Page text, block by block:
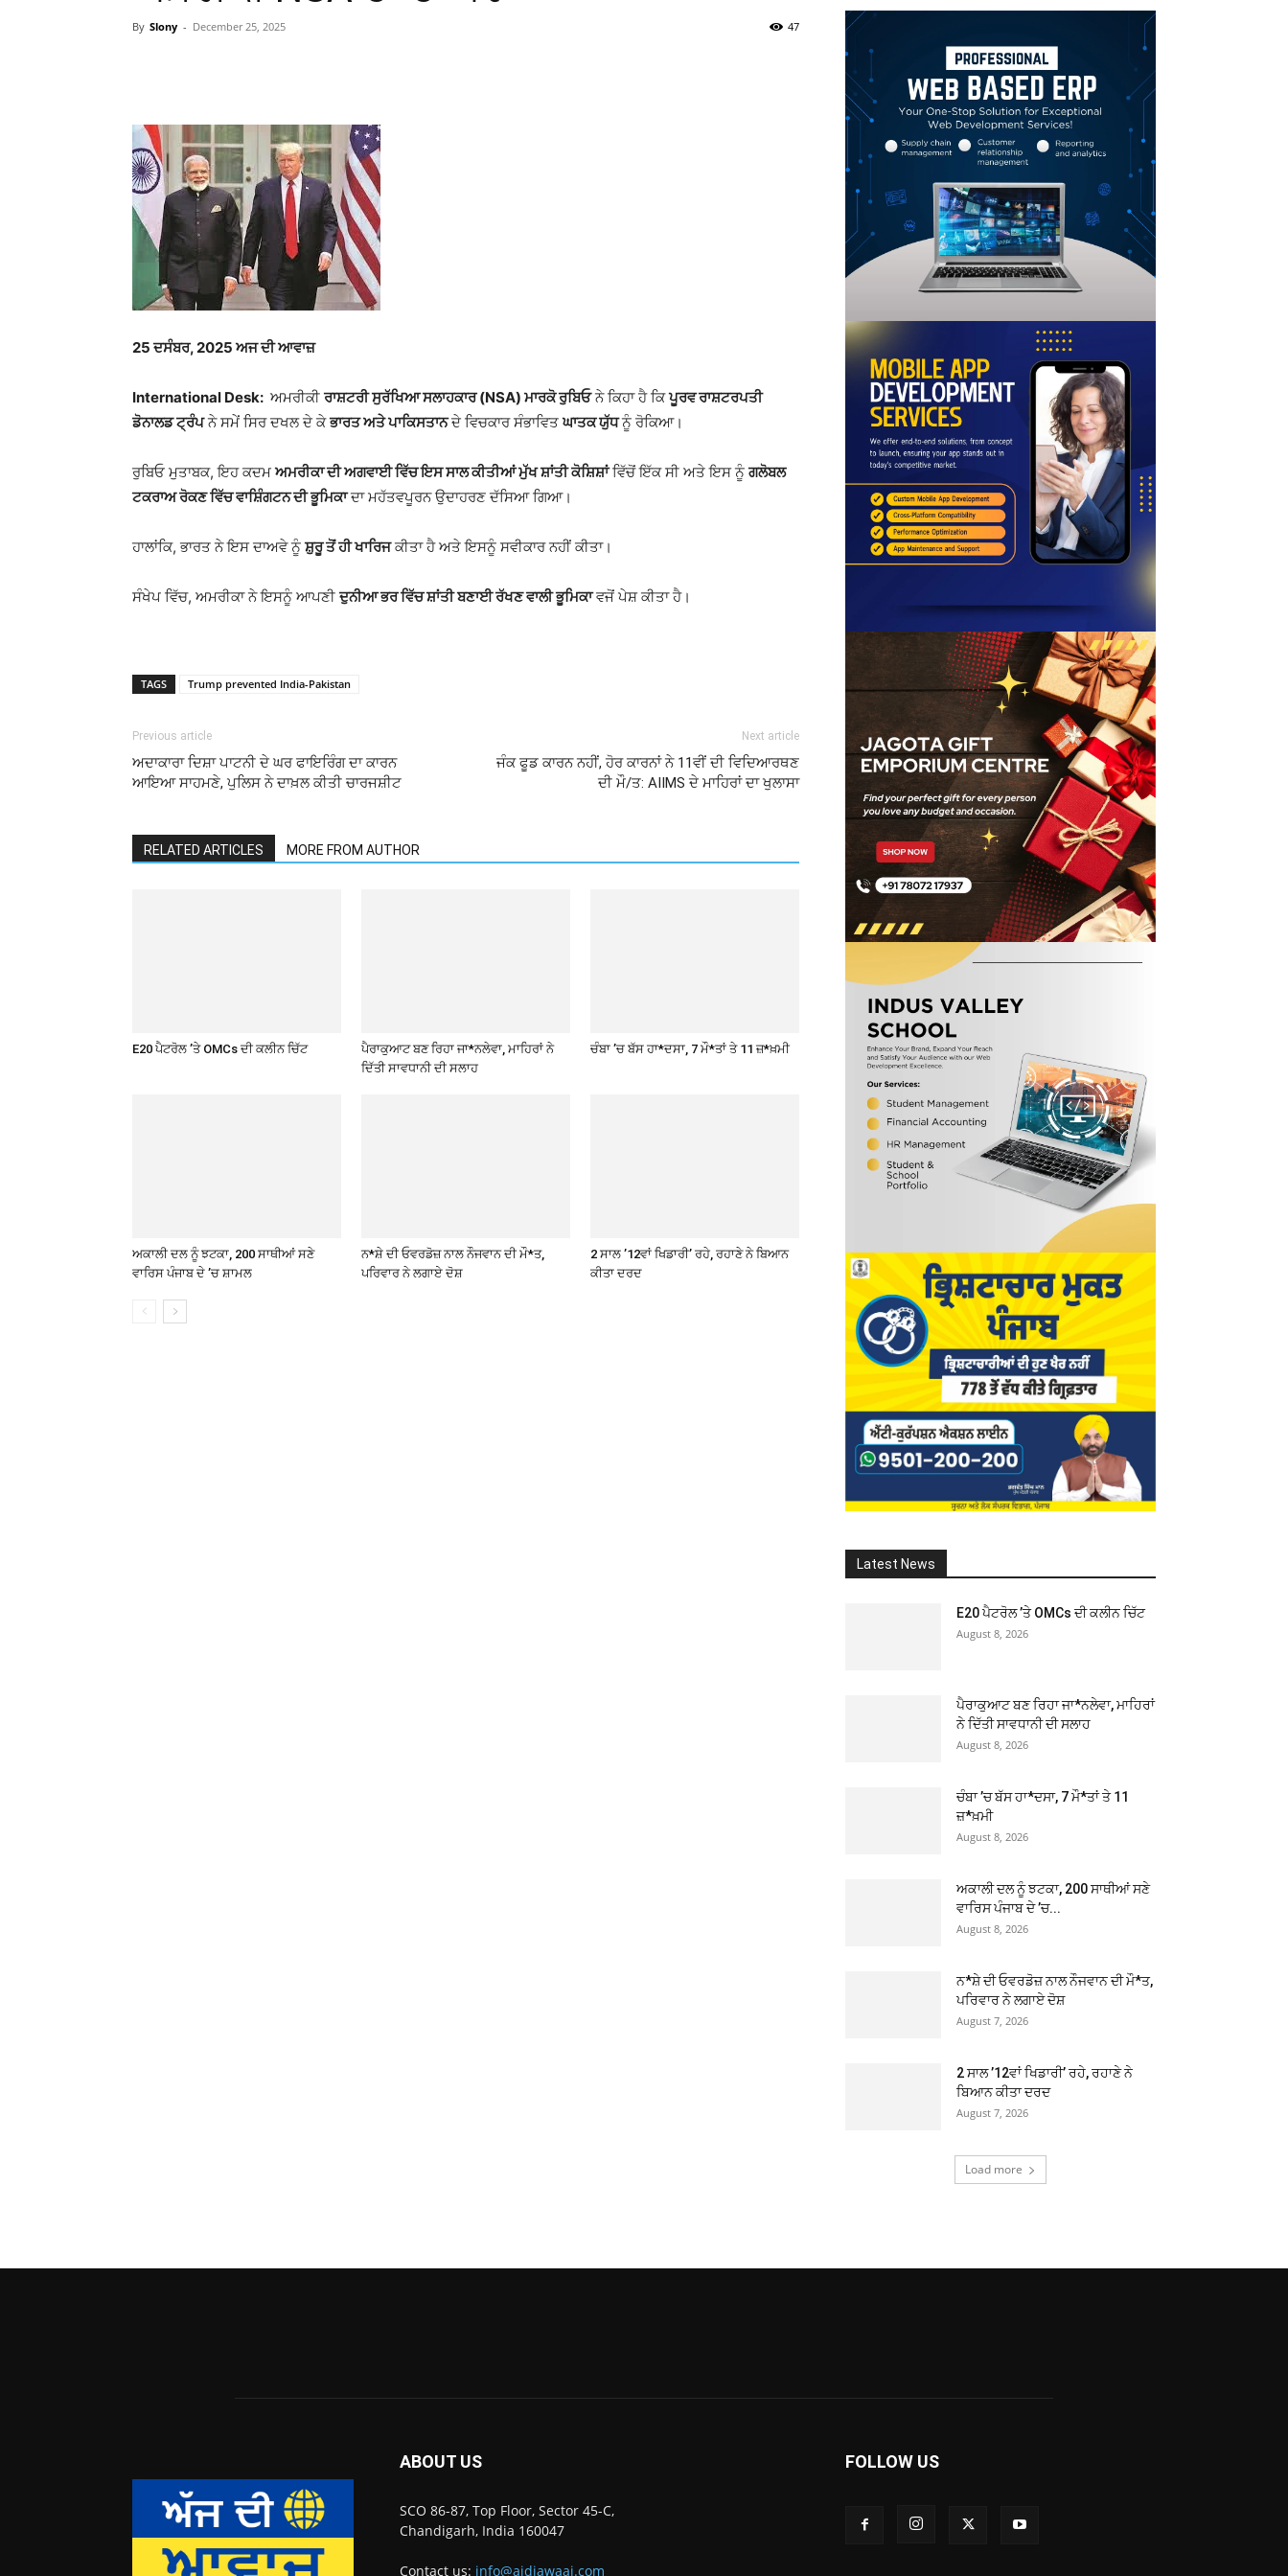
By Slony - December 25, 2025 47
Email Print
25ਦਸੰਬਰ, 2025 ਅਜ ਦੀ ਆਵਾਜ਼
International Desk: ਅਮਰੀਕੀ ਰਾਸ਼ਟਰੀ ਸੁਰੱਖਿਆ ਸਲਾਹਕਾਰ (NSA) ਮਾਰਕੋ ਰੁਬਿਓਨੇ ਕਿਹਾ ਹੈ ਕਿਪੂਰਵ ਰਾਸ਼ਟਰਪਤੀ
ਡੋਨਾਲਡ ਟ੍ਰੰਪਨੇ ਸਮੇਂ ਸਿਰ ਦਖਲ ਦੇ ਕੇਭਾਰਤ ਅਤੇ ਪਾਕਿਸਤਾਨਦੇ ਵਿਚਕਾਰ ਸੰਭਾਵਿਤਘਾਤਕ ਯੁੱਧਨੂੰ ਰੋਕਿਆ।
ਰੁਬਿਓ ਮੁਤਾਬਕ, ਇਹ ਕਦਮਅਮਰੀਕਾ ਦੀ ਅਗਵਾਈ ਵਿੱਚ ਇਸ ਸਾਲ ਕੀਤੀਆਂ ਮੁੱਖ ਸ਼ਾਂਤੀ ਕੋਸ਼ਿਸ਼ਾਂਵਿੱਚੋਂ ਇੱਕ ਸੀ ਅਤੇ ਇਸ ਨੂੰਗਲੋਬਲ
ਟਕਰਾਅ ਰੋਕਣ ਵਿੱਚ ਵਾਸ਼ਿੰਗਟਨ ਦੀ ਭੂਮਿਕਾਦਾ ਮਹੱਤਵਪੂਰਨ ਉਦਾਹਰਣ ਦੱਸਿਆ ਗਿਆ।
ਹਾਲਾਂਕਿ, ਭਾਰਤ ਨੇ ਇਸ ਦਾਅਵੇ ਨੂੰਸ਼ੁਰੂ ਤੋਂ ਹੀ ਖਾਰਿਜਕੀਤਾ ਹੈ ਅਤੇ ਇਸਨੂੰ ਸਵੀਕਾਰ ਨਹੀਂ ਕੀਤਾ।
ਸੰਖੇਪ ਵਿੱਚ, ਅਮਰੀਕਾ ਨੇ ਇਸਨੂੰ ਆਪਣੀਦੁਨੀਆ ਭਰ ਵਿੱਚ ਸ਼ਾਂਤੀ ਬਣਾਈ ਰੱਖਣ ਵਾਲੀ ਭੂਮਿਕਾਵਜੋਂ ਪੇਸ਼ ਕੀਤਾ ਹੈ।
TAGS Trump prevented India-Pakistan
Previous article
ਅਦਾਕਾਰਾ ਦਿਸ਼ਾ ਪਾਟਨੀ ਦੇ ਘਰ ਫਾਇਰਿੰਗ ਦਾ ਕਾਰਨ
ਆਇਆ ਸਾਹਮਣੇ, ਪੁਲਿਸ ਨੇ ਦਾਖ਼ਲ ਕੀਤੀ ਚਾਰਜਸ਼ੀਟ
Next article
ਜੰਕ ਫੂਡ ਕਾਰਨ ਨਹੀਂ, ਹੋਰ ਕਾਰਨਾਂ ਨੇ 11ਵੀਂ ਦੀ ਵਿਦਿਆਰਥਣ
ਦੀ ਮੌ/ਤ: AIIMS ਦੇ ਮਾਹਿਰਾਂ ਦਾ ਖੁਲਾਸਾ
RELATED ARTICLES MORE FROM AUTHOR
E20 ਪੈਟਰੋਲ ’ਤੇ OMCs ਦੀ ਕਲੀਨ ਚਿੱਟ
ਪੈਰਾਕੁਆਟ ਬਣ ਰਿਹਾ ਜਾ*ਨਲੇਵਾ, ਮਾਹਿਰਾਂ ਨੇ
ਦਿੱਤੀ ਸਾਵਧਾਨੀ ਦੀ ਸਲਾਹ
ਚੰਬਾ ’ਚ ਬੱਸ ਹਾ*ਦਸਾ, 7 ਮੌ*ਤਾਂ ਤੇ 11 ਜ਼*ਖ਼ਮੀ
ਅਕਾਲੀ ਦਲ ਨੂੰ ਝਟਕਾ, 200 ਸਾਥੀਆਂ ਸਣੇ
ਵਾਰਿਸ ਪੰਜਾਬ ਦੇ ’ਚ ਸ਼ਾਮਲ
ਨ*ਸ਼ੇ ਦੀ ਓਵਰਡੋਜ਼ ਨਾਲ ਨੌਜਵਾਨ ਦੀ ਮੌ*ਤ,
ਪਰਿਵਾਰ ਨੇ ਲਗਾਏ ਦੋਸ਼
2 ਸਾਲ ’12ਵਾਂ ਖਿਡਾਰੀ’ ਰਹੇ, ਰਹਾਣੇ ਨੇ ਬਿਆਨ
ਕੀਤਾ ਦਰਦ
Latest News
E20 ਪੈਟਰੋਲ ’ਤੇ OMCs ਦੀ ਕਲੀਨ ਚਿੱਟ
August 8, 2026
ਪੈਰਾਕੁਆਟ ਬਣ ਰਿਹਾ ਜਾ*ਨਲੇਵਾ, ਮਾਹਿਰਾਂ
ਨੇ ਦਿੱਤੀ ਸਾਵਧਾਨੀ ਦੀ ਸਲਾਹ
August 8, 2026
ਚੰਬਾ ’ਚ ਬੱਸ ਹਾ*ਦਸਾ, 7 ਮੌ*ਤਾਂ ਤੇ 11
ਜ਼*ਖ਼ਮੀ
August 8, 2026
ਅਕਾਲੀ ਦਲ ਨੂੰ ਝਟਕਾ, 200 ਸਾਥੀਆਂ ਸਣੇ
ਵਾਰਿਸ ਪੰਜਾਬ ਦੇ ’ਚ...
August 8, 2026
ਨ*ਸ਼ੇ ਦੀ ਓਵਰਡੋਜ਼ ਨਾਲ ਨੌਜਵਾਨ ਦੀ ਮੌ*ਤ,
ਪਰਿਵਾਰ ਨੇ ਲਗਾਏ ਦੋਸ਼
August 7, 2026
2 ਸਾਲ ’12ਵਾਂ ਖਿਡਾਰੀ’ ਰਹੇ, ਰਹਾਣੇ ਨੇ
ਬਿਆਨ ਕੀਤਾ ਦਰਦ
August 7, 2026
Load more
ABOUT US
SCO 86-87, Top Floor, Sector 45-C,
Chandigarh, India 160047
Contact us: info@ajdiawaaj.com
FOLLOW US